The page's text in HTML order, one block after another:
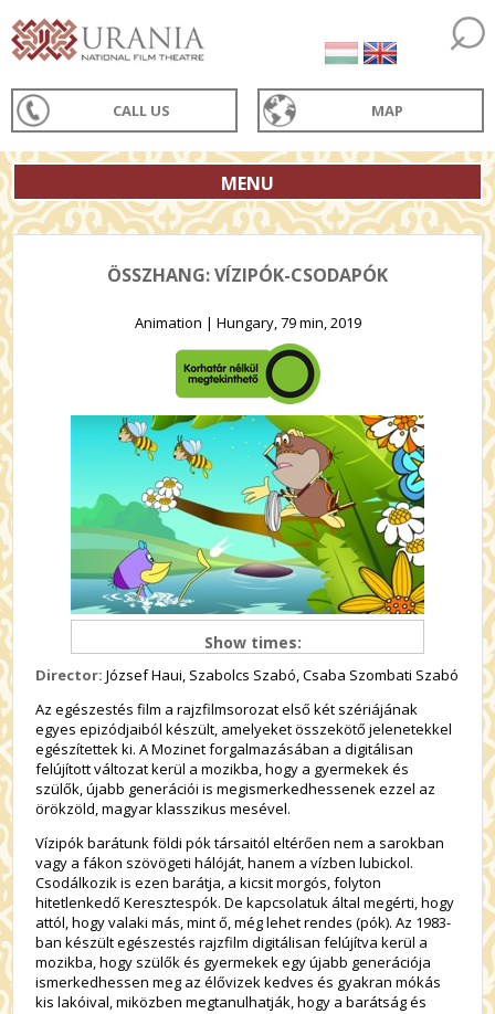
CALL US MAP
MENU
ÖSSZHANG: VÍZIPÓK-CSODAPÓK
Animation | Hungary, 79 min, 2019
Show times:
Director: József Haui, Szabolcs Szabó, Csaba Szombati Szabó
Az egészestés film a rajzfilmsorozat első két szériájának
egyes epizódjaiból készült, amelyeket összekötő jelenetekkel
egészítettek ki. A Mozinet forgalmazásában a digitálisan
felújított változat kerül a mozikba, hogy a gyermekek és
szülők, újabb generációi is megismerkedhessenek ezzel az
örökzöld, magyar klasszikus mesével.
Vízipók barátunk földi pók társaitól eltérően nem a sarokban
vagy a fákon szövögeti hálóját, hanem a vízben lubickol.
Csodálkozik is ezen barátja, a kicsit morgós, folyton
hitetlenkedő Keresztespók. De kapcsolatuk által megérti, hogy
attól, hogy valaki más, mint ő, még lehet rendes (pók). Az 1983-
ban készült egészestés rajzfilm digitálisan felújítva kerül a
mozikba, hogy szülők és gyermekek egy újabb generációja
ismerkedhessen meg az élővizek kedves és gyakran mókás
kis lakóival, miközben megtanulhatják, hogy a barátság és